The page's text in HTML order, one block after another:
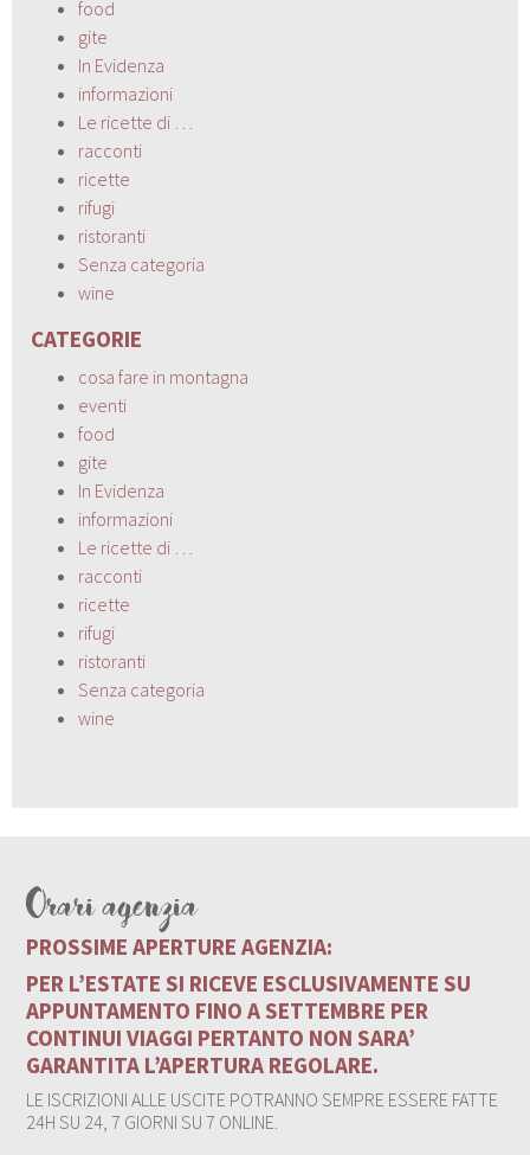
food
gite
In Evidenza
informazioni
Le ricette di …
racconti
ricette
rifugi
ristoranti
Senza categoria
wine
CATEGORIE
cosa fare in montagna
eventi
food
gite
In Evidenza
informazioni
Le ricette di …
racconti
ricette
rifugi
ristoranti
Senza categoria
wine
Orari agenzia
PROSSIME APERTURE AGENZIA:
PER L’ESTATE SI RICEVE ESCLUSIVAMENTE SU
APPUNTAMENTO FINO A SETTEMBRE PER
CONTINUI VIAGGI PERTANTO NON SARA’
GARANTITA L’APERTURA REGOLARE.
LE ISCRIZIONI ALLE USCITE POTRANNO SEMPRE ESSERE FATTE
24H SU 24, 7 GIORNI SU 7 ONLINE.